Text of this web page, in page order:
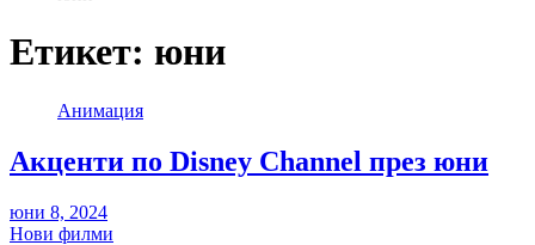
Етикет: юни
Анимация
Акценти по Disney Channel през юни
юни 8, 2024
Нови филми